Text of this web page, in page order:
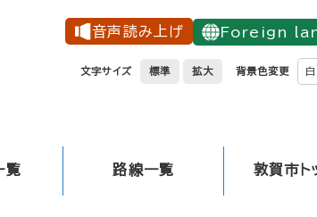
音声読み上げ Foreign
文字サイズ 標準 拡大 背景色変更 白
覧 路線一覧 敦賀市ト